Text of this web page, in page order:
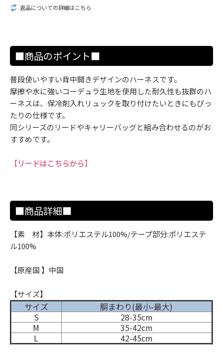
返品についての詳細はこちら
■商品のポイント■
普段使いやすい背中開きデザインのハーネスです。
摩擦や水に強いコーデュラ生地を使用した耐久性も抜群のハ
ーネスは、保冷剤入れリュックを取り付けたいときにもぴっ
たりの仕様です。
同シリーズのリードやキャリーバッグと組み合わせるのがお
すすめです。
【リードはこちらから】
■商品詳細■
【素 材】本体:ポリエステル100%/テープ部分:ポリエステ
ル100%
【原産国 】中国
【サイズ】
サイズ
胴まわり(最小-最大)
S
28-35cm
M
35-42cm
L
42-45cm